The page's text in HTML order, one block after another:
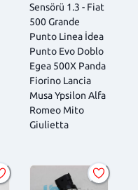
Sensörü 1.3 - Fiat
500 Grande
Punto Linea İdea
Punto Evo Doblo
Egea 500X Panda
Fiorino Lancia
Musa Ypsilon Alfa
Romeo Mito
Giulietta